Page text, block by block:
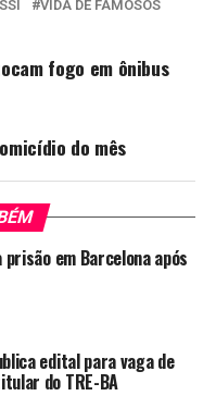
VIDA DE FAMOSOS
fogo em ônibus
do mês
prisão em Barcelona após
edital para vaga de
do TRE-BA